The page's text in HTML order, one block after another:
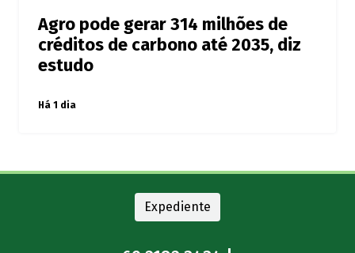
Agro pode gerar 314 milhões de
créditos de carbono até 2035, diz
estudo
Há 1 dia
Expediente